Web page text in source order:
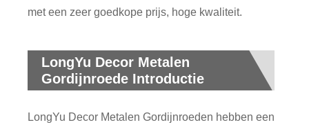
met een zeer goedkope prijs, hoge kwaliteit.
LongYu Decor Metalen
Gordijnroede Introductie
LongYu Decor Metalen Gordijnroeden hebben een